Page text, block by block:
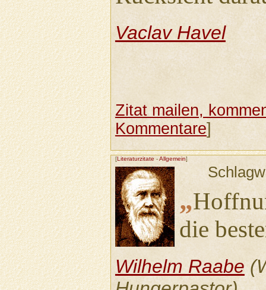
Vaclav Havel
Zitat mailen,
Kommentare]
[Literaturzitate -Allgemein]
„
die
Wilhelm Raabe